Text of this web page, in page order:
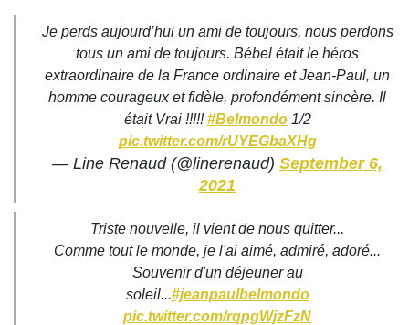
Je perds aujourd’hui un ami de toujours, nous perdons
tous un ami de toujours. Bébel était le héros
extraordinaire de la France ordinaire et Jean-Paul, un
homme courageux et fidèle, profondément sincère. Il
était Vrai !!!!!#Belmondo1/2
pic.twitter.com/rUYEGbaXHg
— Line Renaud (@linerenaud) September 6,
2021
Triste nouvelle, il vient de nous quitter...
Comme tout le monde, je l'ai aimé, admiré, adoré...
Souvenir d'un déjeuner au
soleil...#jeanpaulbelmondo
pic.twitter.com/rqpgWjzFzN